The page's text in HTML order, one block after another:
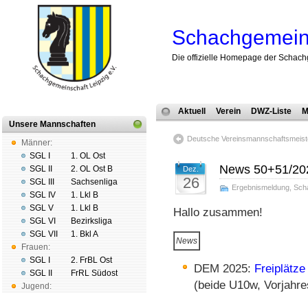
Die offizielle Homepage der
Unsere Mannschaften
Männer:
SGL I
SGL II
SGL III
SGL IV
SGL V
SGL VI
SGL VII
Frauen:
SGL I
SGL II
Jugend:
1. OL Ost
2. OL Ost B
Sachsenliga
1. Lkl B
1. Lkl B
Bezirksliga
1. Bkl A
2. FrBL Ost
FrRL Südost
Aktuell Verein DWZ-Liste
Deutsche
Dez.
26
News 50+51/
Ergebnismeldung
Hallo zusammen!
News
DEM 2025: Freiplätze
(beide U10w,